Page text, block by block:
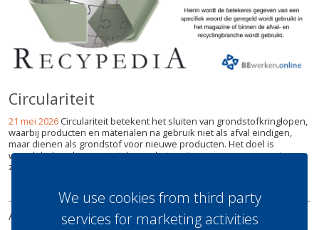
We use cookies from third party
services for marketing activities
Circulariteit
21 mei 2026 Circulariteit betekent het sluiten van grondstofkringlopen,
waarbij producten en materialen na gebruik niet als afval eindigen,
maar dienen als grondstof voor nieuwe producten. Het doel is
waardebehoud van materialen en het creëren van een economie
zonder afval, geïnspireerd op natuurlijke cycli. Di...
ABONNEREN ADVERTEREN UITGAVES
REDACTIE